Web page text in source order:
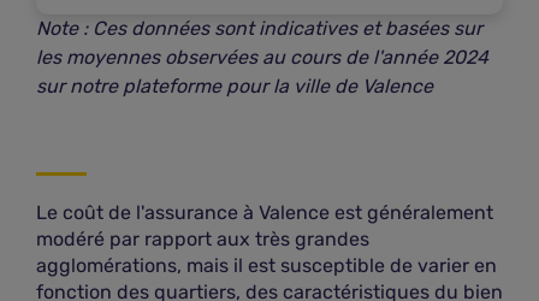
Note : Ces données sont indicatives et basées sur
les moyennes observées au cours de l'année 2024
sur notre plateforme pour la ville de Valence
Le coût de l'assurance à Valence est généralement
modéré par rapport aux très grandes
agglomérations, mais il est susceptible de varier en
fonction des quartiers, des caractéristiques du bien